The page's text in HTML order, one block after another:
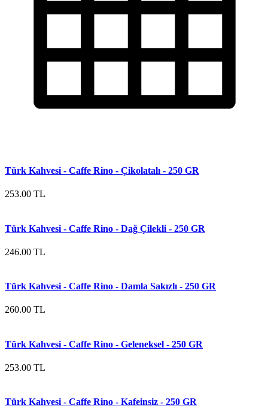
Türk Kahvesi - Caffe Rino - Çikolatalı - 250 GR
253.00 TL
Türk Kahvesi - Caffe Rino - Dağ Çilekli - 250 GR
246.00 TL
Türk Kahvesi - Caffe Rino - Damla Sakızlı - 250 GR
260.00 TL
Türk Kahvesi - Caffe Rino - Geleneksel - 250 GR
253.00 TL
Türk Kahvesi - Caffe Rino - Kafeinsiz - 250 GR